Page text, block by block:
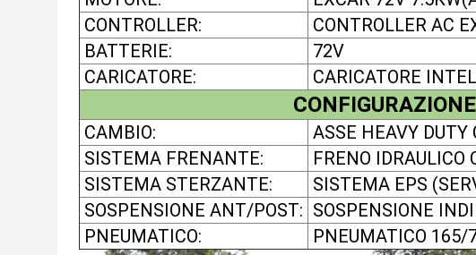
CONTROLLER:
CONTROLLER AC
BATTERIE:
72V
CARICATORE:
CARICATORE
CAMBIO:
ASSE HEAVY
SISTEMA FRENANTE:
FRENO IDRAULICO
SISTEMA STERZANTE:
SISTEMA EPS
SOSPENSIONE ANT/POST: SOSPENSIONE
PNEUMATICO:
PNEUMATICO 165/